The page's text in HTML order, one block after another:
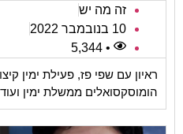
זה מה יש
10 בנובמבר 2022
• 5,344
ראיון עם שפי פז, פעילת ימין
הומוסקסואלים ממשלת ימין